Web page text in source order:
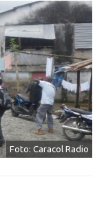
Foto: Caracol Radio